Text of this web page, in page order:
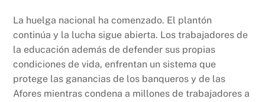
La huelga nacional ha comenzado. El plantón
continúa y la lucha sigue abierta. Los trabajadores de
la educación además de defender sus propias
condiciones de vida, enfrentan un sistema que
protege las ganancias de los banqueros y de las
Afores mientras condena a millones de trabajadores a